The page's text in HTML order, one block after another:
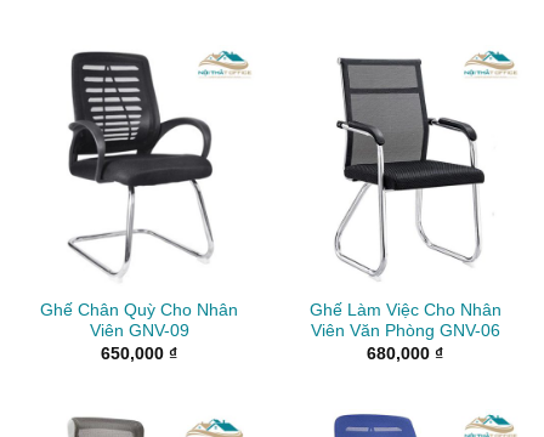
Ghế Chân Quỳ Cho Nhân
Viên GNV-09
650,000 ₫
Ghế Làm Việc Cho Nhân
Viên Văn Phòng GNV-06
680,000 ₫